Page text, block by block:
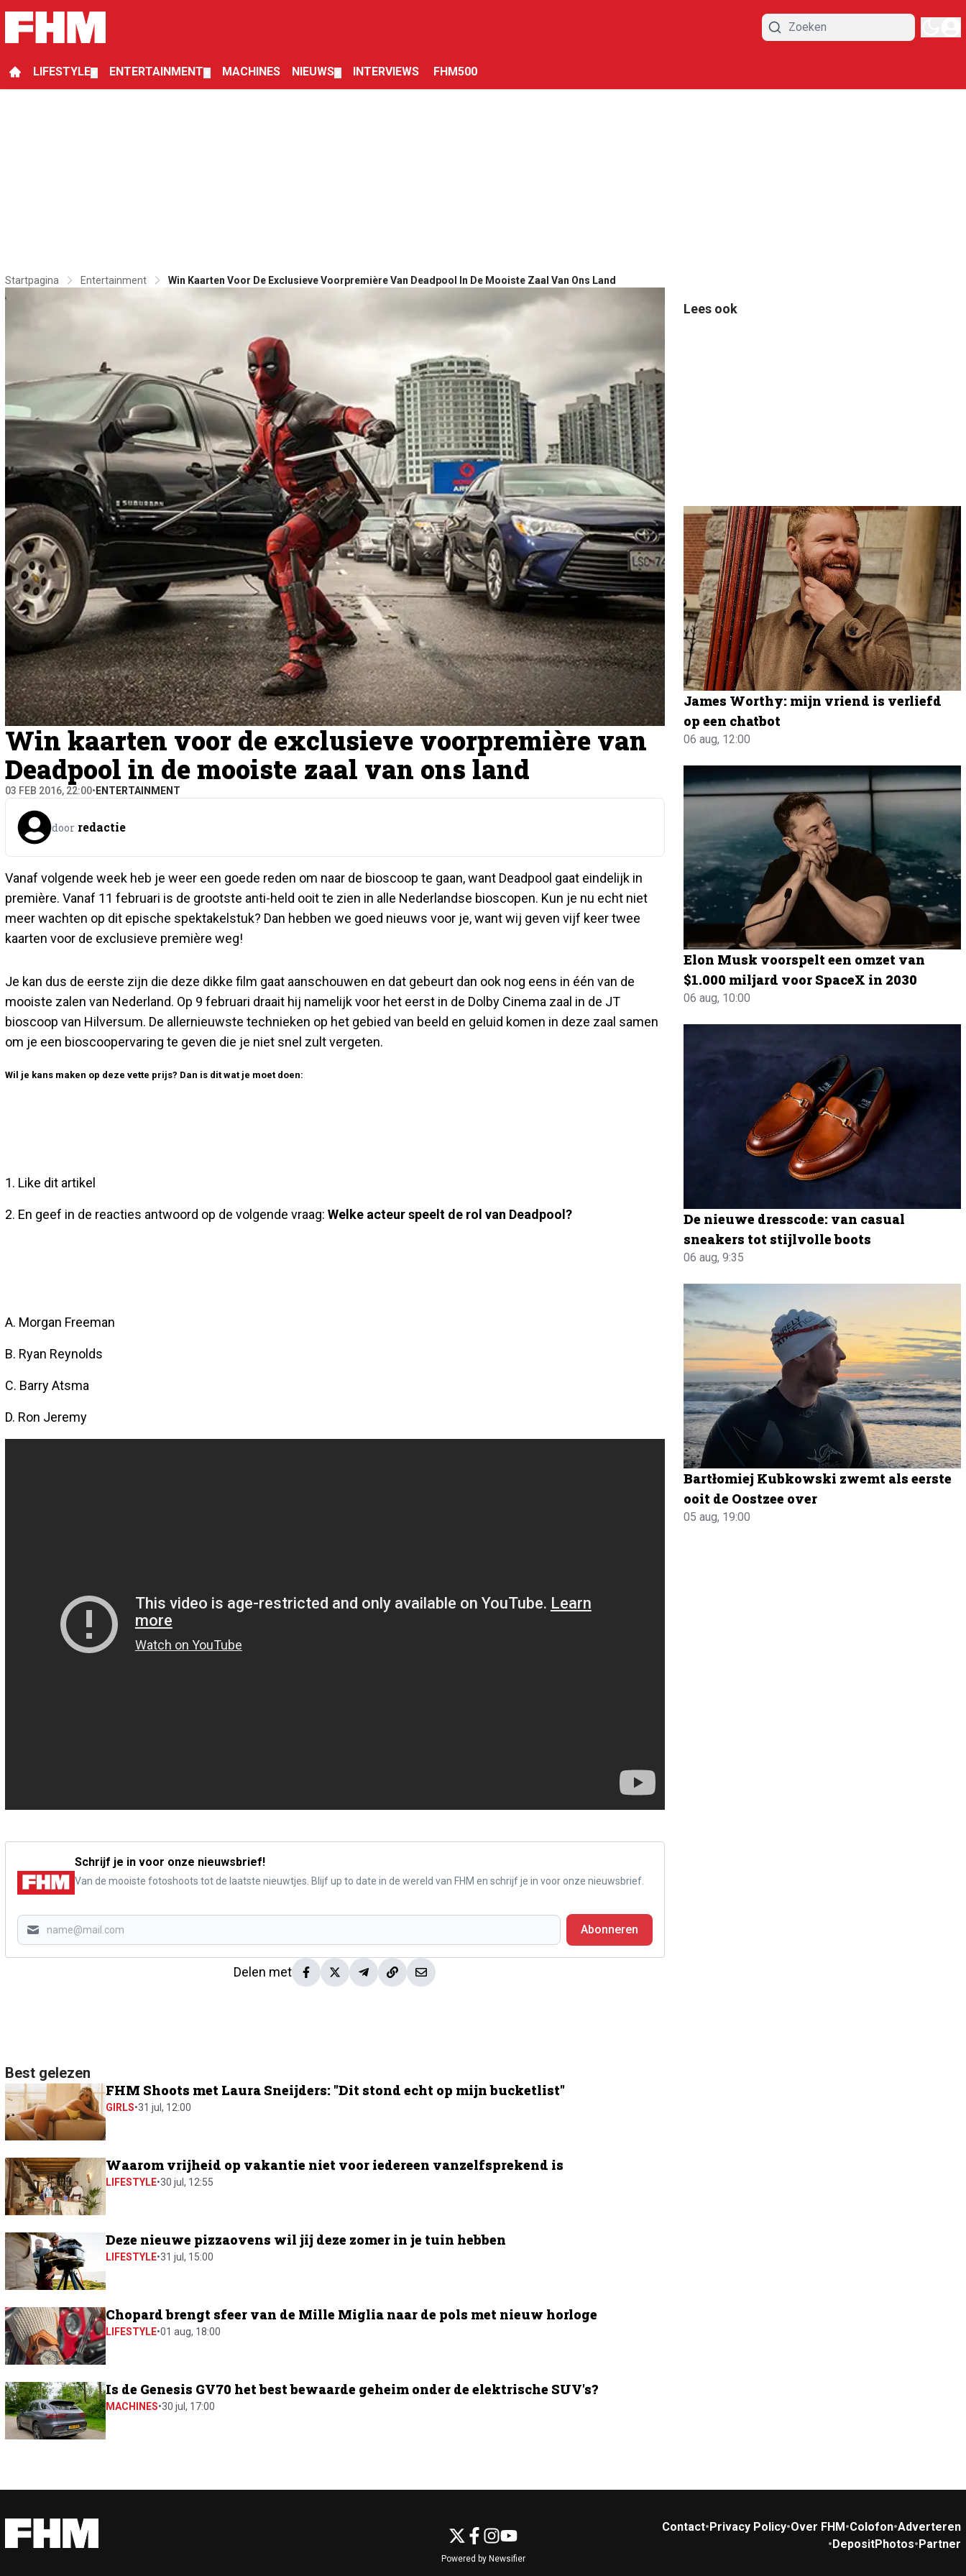
LIFESTYLE ENTERTAINMENT MACHINES NIEUWS INTERVIEWS FHM500
Startpagina Entertainment Win Kaarten Voor De Exclusieve Voorpremière Van Deadpool In De Mooiste Zaal Van Ons Land
Win kaarten voor de exclusieve voorpremière van
Deadpool in de mooiste zaal van ons land
03 FEB 2016, 22:00• ENTERTAINMENT
door redactie
Vanaf volgende week heb je weer een goede reden om naar de bioscoop te gaan, want Deadpool gaat eindelijk in
première. Vanaf 11 februari is de grootste anti-held ooit te zien in alle Nederlandse bioscopen. Kun je nu echt niet
meer wachten op dit epische spektakelstuk? Dan hebben we goed nieuws voor je, want wij geven vijf keer twee
kaarten voor de exclusieve première weg!
Je kan dus de eerste zijn die deze dikke film gaat aanschouwen en dat gebeurt dan ook nog eens in één van de
mooiste zalen van Nederland. Op 9 februari draait hij namelijk voor het eerst in de Dolby Cinema zaal in de JT
bioscoop van Hilversum. De allernieuwste technieken op het gebied van beeld en geluid komen in deze zaal samen
om je een bioscoopervaring te geven die je niet snel zult vergeten.
Wil je kans maken op deze vette prijs? Dan is dit wat je moet doen:
1. Like dit artikel
2. En geef in de reacties antwoord op de volgende vraag: Welke acteur speelt de rol van Deadpool?
A. Morgan Freeman
B. Ryan Reynolds
C. Barry Atsma
D. Ron Jeremy
Schrijf je in voor onze nieuwsbrief!
Van de mooiste fotoshoots tot de laatste nieuwtjes. Blijf up to date in de wereld van FHM en schrijf je in voor onze nieuwsbrief.
Abonneren
Delen met
Best gelezen
FHM Shoots met Laura Sneijders: "Dit stond echt op mijn bucketlist"
GIRLS•31 jul, 12:00
Waarom vrijheid op vakantie niet voor iedereen vanzelfsprekend is
LIFESTYLE•30 jul, 12:55
Deze nieuwe pizzaovens wil jij deze zomer in je tuin hebben
LIFESTYLE•31 jul, 15:00
Chopard brengt sfeer van de Mille Miglia naar de pols met nieuw horloge
LIFESTYLE•01 aug, 18:00
Is de Genesis GV70 het best bewaarde geheim onder de elektrische SUV's?
MACHINES•30 jul, 17:00
Lees ook
James Worthy: mijn vriend is verliefd
op een chatbot
06 aug, 12:00
Elon Musk voorspelt een omzet van
$1.000 miljard voor SpaceX in 2030
06 aug, 10:00
De nieuwe dresscode: van casual
sneakers tot stijlvolle boots
06 aug, 9:35
Bartłomiej Kubkowski zwemt als eerste
ooit de Oostzee over
05 aug, 19:00
Contact• Privacy Policy•Over FHM •Colofon•Adverteren
• DepositPhotos• Partner
Powered by Newsifier